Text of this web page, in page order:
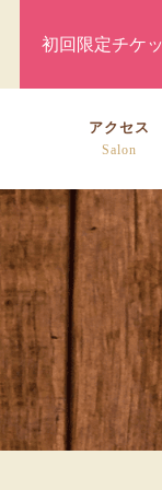
初回限定チケ
アクセス
Salon